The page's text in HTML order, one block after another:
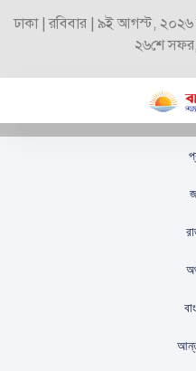
ঢাকা | রবিবার | ৯ই আগস্ট, ২০২৬
২৬শে
১৫ বছর পর
হবে সব
প্রকাশিতঃ